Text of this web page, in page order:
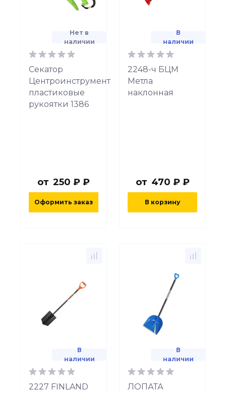
Нет в
наличии
Секатор
Центроинструмент
пластиковые
рукоятки 1386
от 250 ₽ ₽
Оформить заказ
В
наличии
2248-ч БЦМ
Метла
наклонная
от 470 ₽ ₽
В корзину
В
наличии
2227 FINLAND
В
наличии
ЛОПАТА